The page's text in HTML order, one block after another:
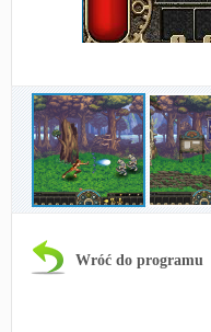
Wróć do programu